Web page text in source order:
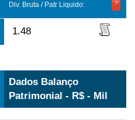
Div. Bruta / Patr Liquido:
1.48
Dados Balanço
Patrimonial - R$ - Mil